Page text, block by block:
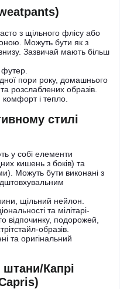
з щільного флісу або
Можуть бути як з
Зазвичай мають більш
пори року, домашнього
розслаблених образів.
і тепло.
стилі
у собі елементи
кишень з боків) та
Можуть бути виконані з
щільний нейлон.
та мілітарі-
відпочинку, подорожей,
образів.
та оригінальний
штани/Капрі